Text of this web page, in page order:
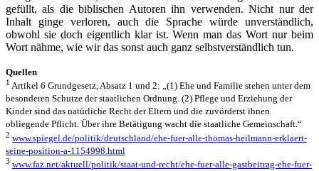
gefüllt, als die biblischen Autoren ihn verwenden. Nicht nur der
Inhalt ginge verloren, auch die Sprache würde unverständlich,
obwohl sie doch eigentlich klar ist. Wenn man das Wort nur beim
Wort nähme, wie wir das sonst auch ganz selbstverständlich tun.
Quellen
1 Artikel 6 Grundgesetz, Absatz 1 und 2: „(1) Ehe und Familie stehen unter dem
besonderen Schutze der staatlichen Ordnung. (2) Pflege und Erziehung der
Kinder sind das natürliche Recht der Eltern und die zuvörderst ihnen
obliegende Pflicht. Über ihre Betätigung wacht die staatliche Gemeinschaft.“
2 www.spiegel.de/politik/deutschland/ehe-fuer-alle-thomas-heilmann-erklaert-
seine-position-a-1154998.html
3 www.faz.net/aktuell/politik/staat-und-recht/ehe-fuer-alle-gastbeitrag-ehe-fuer-